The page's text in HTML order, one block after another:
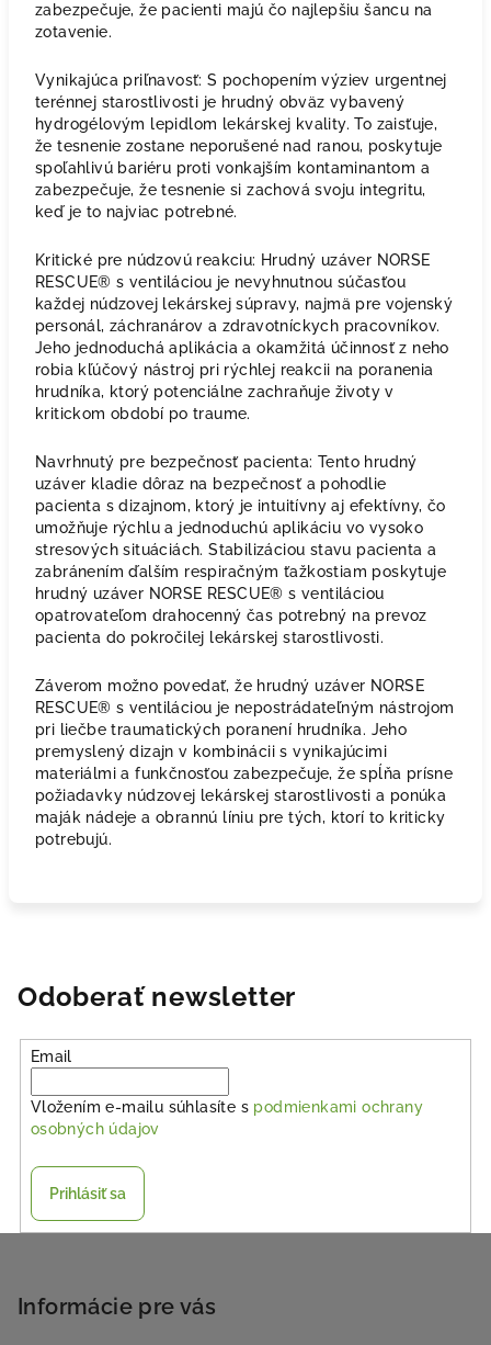
zabezpečuje, že pacienti majú čo najlepšiu šancu na
zotavenie.
Vynikajúca priľnavosť: S pochopením výziev urgentnej
terénnej starostlivosti je hrudný obväz vybavený
hydrogélovým lepidlom lekárskej kvality. To zaisťuje,
že tesnenie zostane neporušené nad ranou, poskytuje
spoľahlivú bariéru proti vonkajším kontaminantom a
zabezpečuje, že tesnenie si zachová svoju integritu,
keď je to najviac potrebné.
Kritické pre núdzovú reakciu: Hrudný uzáver NORSE
RESCUE® s ventiláciou je nevyhnutnou súčasťou
každej núdzovej lekárskej súpravy, najmä pre vojenský
personál, záchranárov a zdravotníckych pracovníkov.
Jeho jednoduchá aplikácia a okamžitá účinnosť z neho
robia kľúčový nástroj pri rýchlej reakcii na poranenia
hrudníka, ktorý potenciálne zachraňuje životy v
kritickom období po traume.
Navrhnutý pre bezpečnosť pacienta: Tento hrudný
uzáver kladie dôraz na bezpečnosť a pohodlie
pacienta s dizajnom, ktorý je intuitívny aj efektívny, čo
umožňuje rýchlu a jednoduchú aplikáciu vo vysoko
stresových situáciách. Stabilizáciou stavu pacienta a
zabránením ďalším respiračným ťažkostiam poskytuje
hrudný uzáver NORSE RESCUE® s ventiláciou
opatrovateľom drahocenný čas potrebný na prevoz
pacienta do pokročilej lekárskej starostlivosti.
Záverom možno povedať, že hrudný uzáver NORSE
RESCUE® s ventiláciou je nepostrádateľným nástrojom
pri liečbe traumatických poranení hrudníka. Jeho
premyslený dizajn v kombinácii s vynikajúcimi
materiálmi a funkčnosťou zabezpečuje, že spĺňa prísne
požiadavky núdzovej lekárskej starostlivosti a ponúka
maják nádeje a obrannú líniu pre tých, ktorí to kriticky
potrebujú.
Odoberať newsletter
Email
Vložením e-mailu súhlasíte s podmienkami ochrany
osobných údajov
Prihlásiť sa
Informácie pre vás